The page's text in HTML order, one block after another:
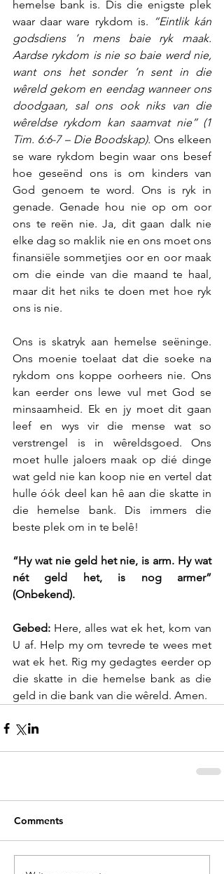
hemelse bank is. Dis die enigste plek
waar daar ware rykdom is. “Eintlik kán
godsdiens ’n mens baie ryk maak.
Aardse rykdom is nie so baie werd nie,
want ons het sonder ’n sent in die
wêreld gekom en eendag wanneer ons
doodgaan, sal ons ook niks van die
wêreldse rykdom kan saamvat nie” (1
Tim. 6:6-7 – Die Boodskap). Ons elkeen
se ware rykdom begin waar ons besef
hoe geseënd ons is om kinders van
God genoem te word. Ons is ryk in
genade. Genade hou nie op om oor
ons te reën nie. Ja, dit gaan dalk nie
elke dag so maklik nie en ons moet ons
finansiële sommetjies oor en oor maak
om die einde van die maand te haal,
maar dit het niks te doen met hoe ryk
ons is nie.
Ons is skatryk aan hemelse seëninge.
Ons moenie toelaat dat die soeke na
rykdom ons koppe oorheers nie. Ons
kan eerder ons lewe vul met God se
minsaamheid. Ek en jy moet dit gaan
leef en wys vir die mense wat so
verstrengel is in wêreldsgoed. Ons
moet hulle jaloers maak op dié dinge
wat geld nie kan koop nie en vertel dat
hulle óók deel kan hê aan die skatte in
die hemelse bank. Dis immers die
beste plek om in te belê!
“Hy wat nie geld het nie, is arm. Hy wat
nét geld het, is nog armer”
(Onbekend).
Gebed: Here, alles wat ek het, kom van
U af. Help my om tevrede te wees met
wat ek het. Rig my gedagtes eerder op
die skatte in die hemelse bank as die
geld in die bank van die wêreld. Amen.
Comments